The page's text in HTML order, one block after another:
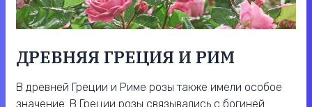
ДРЕВНЯЯ ГРЕЦИЯ И РИМ
В древней Греции и Риме розы также имели особое
значение. В Греции розы связывались с богиней